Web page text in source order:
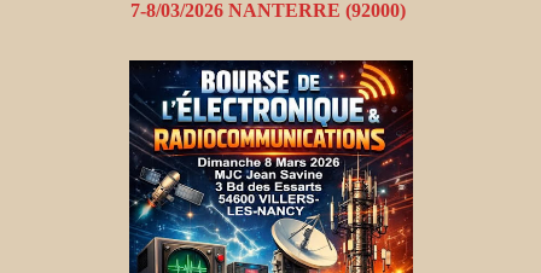
7-8/03/2026 NANTERRE (92000)